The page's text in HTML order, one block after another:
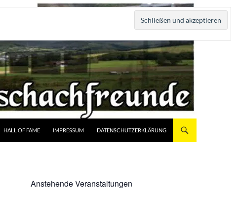
HALL OF FAME IMPRESSUM DATENSCHUTZERKLÄRUNG
Anstehende Veranstaltungen